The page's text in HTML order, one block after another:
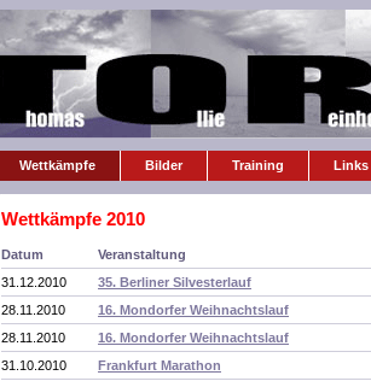
Wettkämpfe Bilder Training Links
Wettkämpfe 2010
Datum Veranstaltung
31.12.2010
35. Berliner Silvesterlauf
28.11.2010
16. Mondorfer Weihnachtslauf
28.11.2010
16. Mondorfer Weihnachtslauf
31.10.2010
Frankfurt Marathon